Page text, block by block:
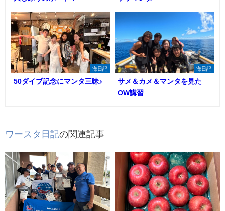
海日記
50ダイブ記念にマンタ三昧♪
海日記
サメ＆カメ＆マンタを見た
OW講習
ワースタ日記の関連記事